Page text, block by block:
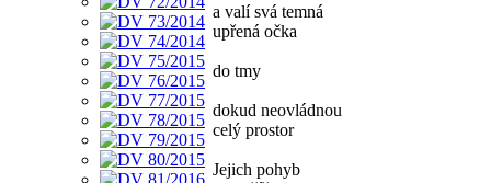
a valí svá temná
upřená očka
do tmy
dokud neovládnou
celý prostor
Jejich pohyb